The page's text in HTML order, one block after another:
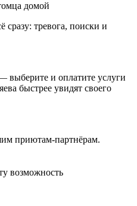
домой
сразу: тревога, поиски и
выберите и оплатите услуги
быстрее увидят своего
приютам-партнёрам.
возможность